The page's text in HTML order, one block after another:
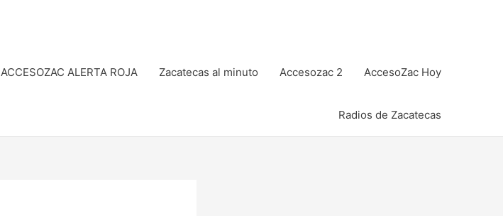
ACCESOZAC ALERTA ROJA Zacatecas al minuto Accesozac 2 AccesoZac Hoy
Radios de Zacatecas